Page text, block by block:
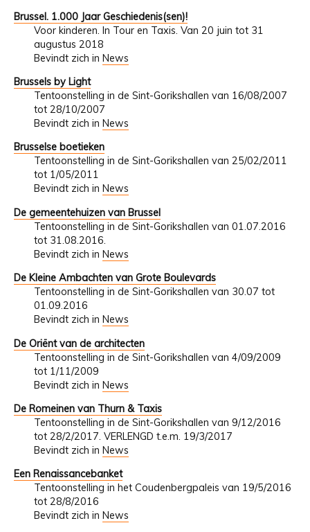
Brussel. 1.000 Jaar Geschiedenis(sen)!
Voor kinderen. In Tour en Taxis. Van 20 juin tot 31
augustus 2018
Bevindt zich in News
Brussels by Light
Tentoonstelling in de Sint-Gorikshallen van 16/08/2007
tot 28/10/2007
Bevindt zich in News
Brusselse boetieken
Tentoonstelling in de Sint-Gorikshallen van 25/02/2011
tot 1/05/2011
Bevindt zich in News
De gemeentehuizen van Brussel
Tentoonstelling in de Sint-Gorikshallen van 01.07.2016
tot 31.08.2016.
Bevindt zich in News
De Kleine Ambachten van Grote Boulevards
Tentoonstelling in de Sint-Gorikshallen van 30.07 tot
01.09.2016
Bevindt zich in News
De Oriënt van de architecten
Tentoonstelling in de Sint-Gorikshallen van 4/09/2009
tot 1/11/2009
Bevindt zich in News
De Romeinen van Thurn & Taxis
Tentoonstelling in de Sint-Gorikshallen van 9/12/2016
tot 28/2/2017. VERLENGD t.e.m. 19/3/2017
Bevindt zich in News
Een Renaissancebanket
Tentoonstelling in het Coudenbergpaleis van 19/5/2016
tot 28/8/2016
Bevindt zich in News